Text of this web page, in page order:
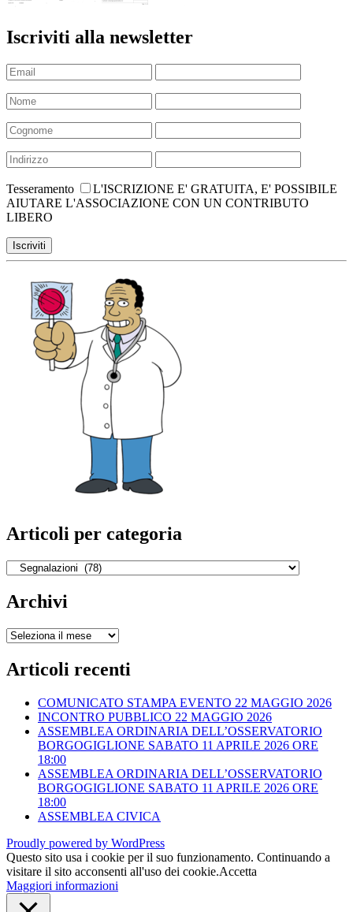
Iscriviti alla newsletter
Tesseramento
L'ISCRIZIONE E' GRATUITA, E' POSSIBILE
AIUTARE L'ASSOCIAZIONE CON UN CONTRIBUTO
LIBERO
Articoli per categoria
Articoli
categoria
Archivi
Archivi
Articoli recenti
COMUNICATO STAMPA EVENTO 22 MAGGIO 2026
INCONTRO PUBBLICO 22 MAGGIO 2026
ASSEMBLEA ORDINARIA DELL’OSSERVATORIO
BORGOGIGLIONE SABATO 11 APRILE 2026 ORE
18:00
ASSEMBLEA ORDINARIA DELL’OSSERVATORIO
BORGOGIGLIONE SABATO 11 APRILE 2026 ORE
18:00
ASSEMBLEA CIVICA
Proudly powered by WordPress
Questo sito usa i cookie per il suo funzionamento. Continuando a
visitare il sito acconsenti all'uso dei cookie.Accetta
Maggiori informazioni